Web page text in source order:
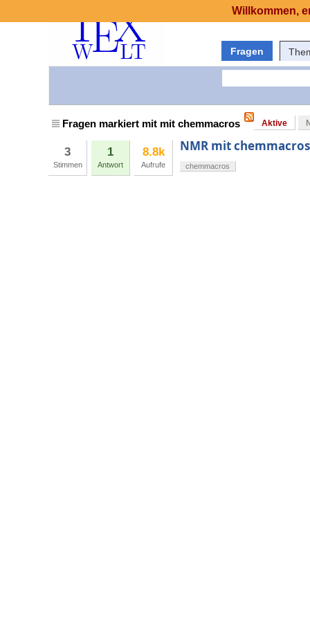
Fragen
Fragen markiert mit mit chemmacros Aktive
3
Stimmen
1
Antwort
8.8k
Aufrufe
NMR mit chemmacros
chemmacros
Willkommen,